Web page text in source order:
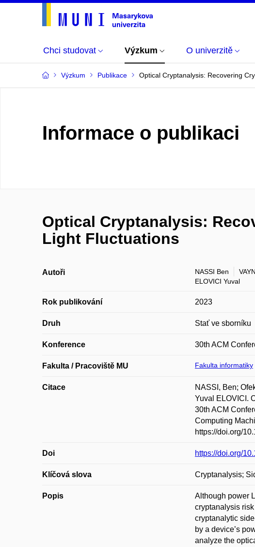
Chci studovat Výzkum O univerzitě
Výzkum Publikace Optical Cryptanalysis: Recovering
Informace o publikaci
Optical Cryptanalysis:
Light Fluctuations
Autoři NASSI Ben
ELOVICI Yuval
Rok publikování 2023
Druh Stať ve sborníku
Konference 30th ACM
Fakulta / Pracoviště MU Fakulta informatiky
Citace
NASSI, Ben;
Yuval ELOVICI.
30th ACM
Computing
https://doi.org/
Doi https://doi.org/
Klíčová slova Cryptanalysis;
Popis
Although power
cryptanalysis
cryptanalytic
by a device’s
analyze the